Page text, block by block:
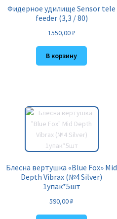
Фидерное удилище Sensor tele
feeder (3,3 / 80)
1550,00₽
В корзину
Блесна вертушка «Blue Fox» Mid
Depth Vibrax (№4 Silver)
1упак*5шт
590,00₽